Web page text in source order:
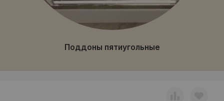
Поддоны пятиугольные